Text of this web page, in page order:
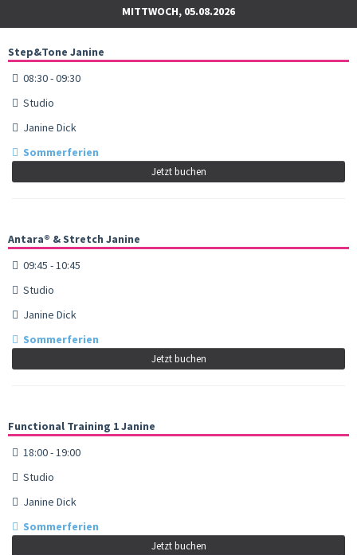
MITTWOCH, 05.08.2026
Step&Tone Janine
08:30 - 09:30
Studio
Janine Dick
Sommerferien
Jetzt buchen
Antara® & Stretch Janine
09:45 - 10:45
Studio
Janine Dick
Sommerferien
Jetzt buchen
Functional Training 1 Janine
18:00 - 19:00
Studio
Janine Dick
Sommerferien
Jetzt buchen